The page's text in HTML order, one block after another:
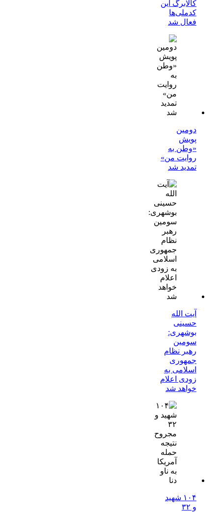
کالابرگ این
کدملی‌ها
فعال شد
دومین
پویش
«وطن به
روایت من»
تمدید شد
آیت الله
حسینی
بوشهری:
سومین
رهبر نظام
جمهوری
اسلامی به
زودی اعلام
خواهد شد
۱۰۴ شهید
و ۳۲